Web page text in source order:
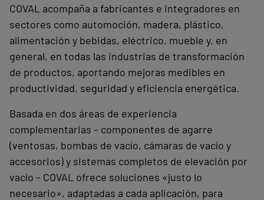
COVAL acompaña a fabricantes e integradores en
sectores como automoción, madera, plástico,
alimentación y bebidas, eléctrico, mueble y, en
general, en todas las industrias de transformación
de productos, aportando mejoras medibles en
productividad, seguridad y eficiencia energética.
Basada en dos áreas de experiencia
complementarias – componentes de agarre
(ventosas, bombas de vacío, cámaras de vacío y
accesorios) y sistemas completos de elevación por
vacío – COVAL ofrece soluciones «justo lo
necesario», adaptadas a cada aplicación, para